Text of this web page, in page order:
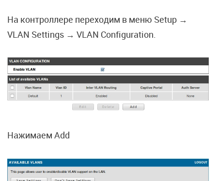
На контроллере переходим в меню Setup →
VLAN Settings → VLAN Configuration.
Нажимаем Add